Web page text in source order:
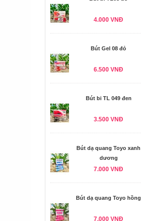
4.000 VNĐ
Bút Gel 08 đỏ
6.500 VNĐ
Bút bi TL 049 đen
3.500 VNĐ
Bút dạ quang Toyo xanh
dương
7.000 VNĐ
Bút dạ quang Toyo hồng
7.000 VNĐ